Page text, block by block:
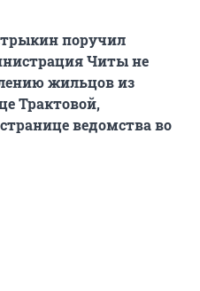
поручил
Читы не
жильцов из
Трактовой,
ведомства во